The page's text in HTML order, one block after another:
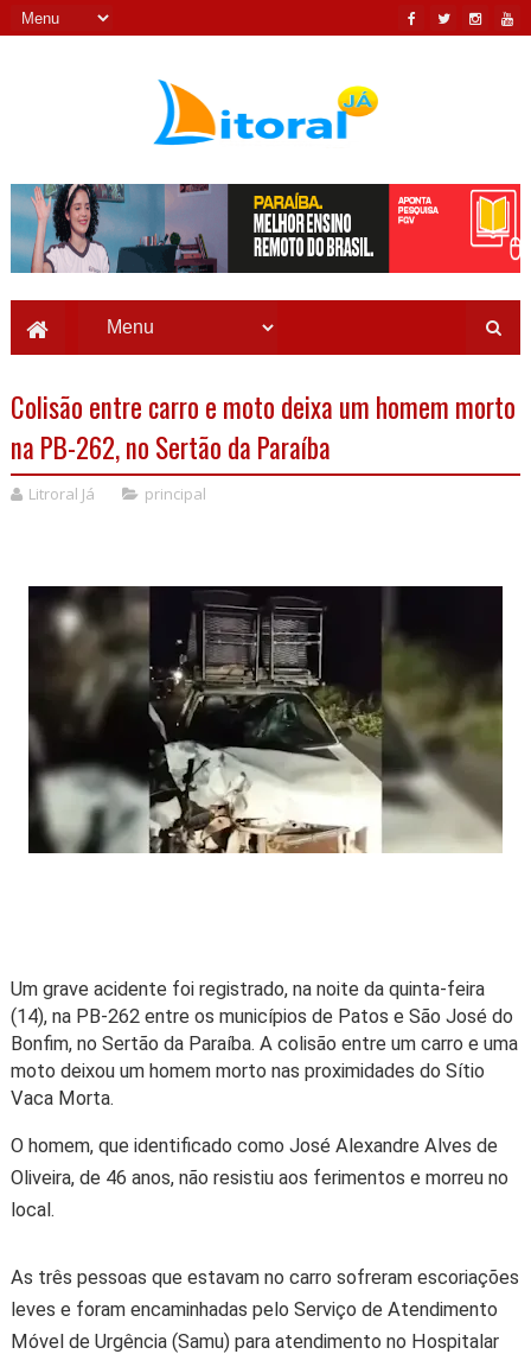
Colisão entre carro e moto deixa um homem morto
na PB-262, no Sertão da Paraíba
Litroral Já principal
Um grave acidente foi registrado, na noite da quinta-feira
(14), na PB-262 entre os municípios de Patos e São José do
Bonfim, no Sertão da Paraíba. A colisão entre um carro e uma
moto deixou um homem morto nas proximidades do Sítio
Vaca Morta.
O homem, que identificado como José Alexandre Alves de
Oliveira, de 46 anos, não resistiu aos ferimentos e morreu no
local.
As três pessoas que estavam no carro sofreram escoriações
leves e foram encaminhadas pelo Serviço de Atendimento
Móvel de Urgência (Samu) para atendimento no Hospitalar